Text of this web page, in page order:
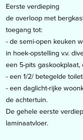
Eerste verdieping
de overloop met
toegang tot:
- de semi-open keuken
in hoek-opstelling v.v.
een 5-pits
- een 1/2/ betegelde
- een daglicht-rijke
de achtertuin.
De gehele eerste
laminaatvloer.